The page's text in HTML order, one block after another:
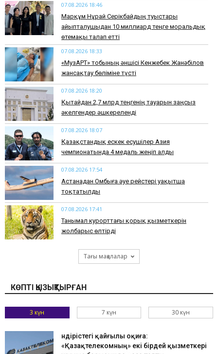
07.08.2026 18:46
Марқұм Нұрай Серікбайдың туыстары
айыпталушыдан 10 миллиард теңге моральдық
өтемақы талап етті
07.08.2026 18:33
«МузАРТ» тобының әншісі Кенжебек Жанәбілов
жансақтау бөліміне түсті
07.08.2026 18:20
Қытайдан 2,7 млрд теңгенің тауарын заңсыз
әкелгендер әшкереленді
07.08.2026 18:07
Қазақстандық ескек есушілер Азия
чемпионатында 4 медаль жеңіп алды
07.08.2026 17:54
Астанадан Омбыға әуе рейстері уақытша
тоқтатылды
07.08.2026 17:41
​Танымал курорттағы қорық қызметкерін
жолбарыс өлтірді
Тағы мақалалар
КӨПТІ ҚЫЗЫҚТЫРҒАН
3 күн 7 күн 30 күн
Өндірістегі қайғылы оқиға:
«Қазақтелекомның» екі бірдей қызметкері